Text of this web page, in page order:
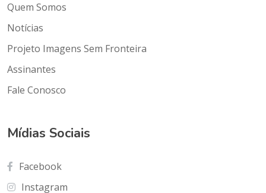
Quem Somos
Notícias
Projeto Imagens Sem Fronteira
Assinantes
Fale Conosco
Mídias Sociais
Facebook
Instagram